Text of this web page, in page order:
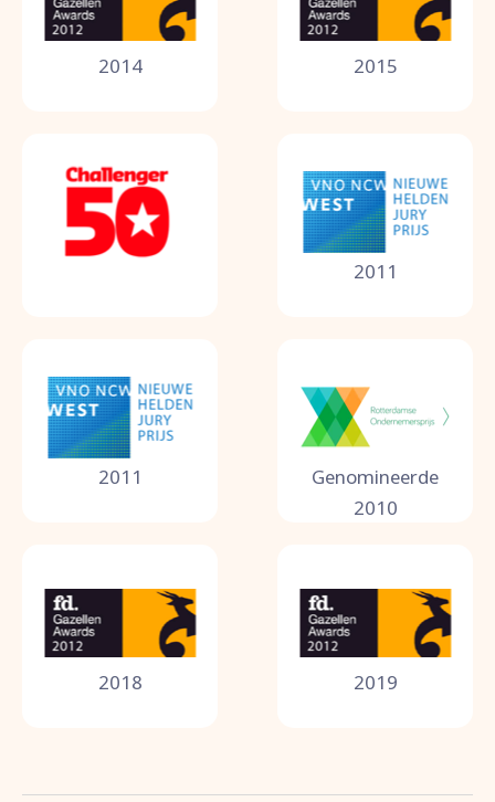
2014 2015
2011
2011
Genomineerde
2010
2018 2019